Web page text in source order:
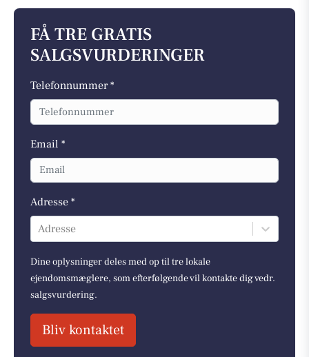
FÅ TRE GRATIS
SALGSVURDERINGER
Telefonnummer *
Email *
Adresse *
Adresse
Dine oplysninger deles med op til tre lokale
ejendomsmæglere, som efterfølgende vil kontakte dig vedr.
salgsvurdering.
Bliv kontaktet